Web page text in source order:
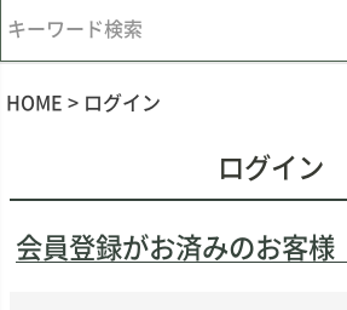
HOME ログイン
ログイン
会員登録がお済みのお客様